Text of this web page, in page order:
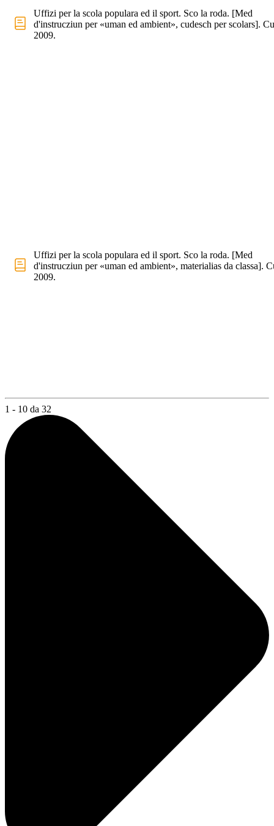
Uffizi per la scola populara ed il sport. Sco la roda. [Med
d'instrucziun per «uman ed ambient», cudesch per scolars].
2009.
Uffizi per la scola populara ed il sport. Sco la roda. [Med
d'instrucziun per «uman ed ambient», materialias da classa].
2009.
1 - 10 da 32